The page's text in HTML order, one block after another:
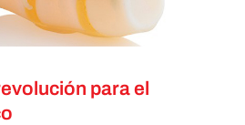
para el